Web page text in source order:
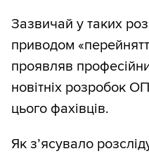
Зазвичай у таких
приводом
проявляв
новітніх розробок
цього фахівців.
Як з’ясувало